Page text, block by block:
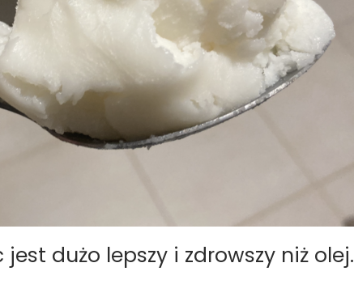
dużo lepszy i zdrowszy niż olej.